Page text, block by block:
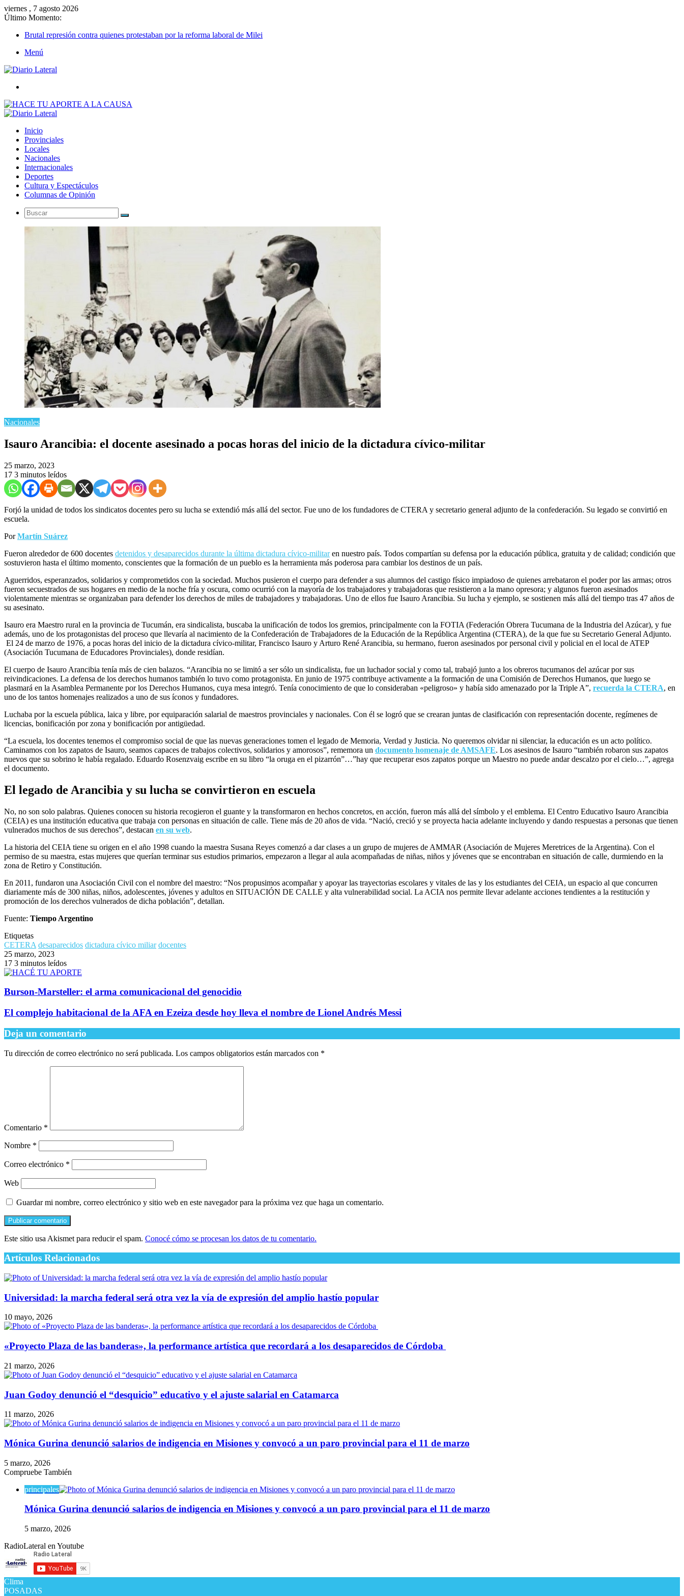
viernes , 7 agosto 2026
Último Momento:
Brutal represión contra quienes protestaban por la reforma laboral de Milei
Menú
Inicio
Provinciales
Locales
Nacionales
Internacionales
Deportes
Cultura y Espectáculos
Columnas de Opinión
Buscar
Nacionales
Isauro Arancibia: el docente asesinado a pocas horas del inicio de la dictadura cívico-militar
25 marzo, 2023
17 3 minutos leídos
Forjó la unidad de todos los sindicatos docentes pero su lucha se extendió más allá del sector. Fue uno de los fundadores de CTERA y secretario general adjunto de la confederación. Su legado se convirtió en
escuela.
PorMartín Suárez
Fueron alrededor de 600 docentes detenidos y desaparecidos durante la última dictadura cívico-militaren nuestro país. Todos compartían su defensa por la educación pública, gratuita y de calidad; condición que
sostuvieron hasta el último momento, conscientes que la formación de un pueblo es la herramienta más poderosa para cambiar los destinos de un país.
Aguerridos, esperanzados, solidarios y comprometidos con la sociedad. Muchos pusieron el cuerpo para defender a sus alumnos del castigo físico impiadoso de quienes arrebataron el poder por las armas; otros
fueron secuestrados de sus hogares en medio de la noche fría y oscura, como ocurrió con la mayoría de los trabajadores y trabajadoras que resistieron a la mano opresora; y algunos fueron asesinados
violentamente mientras se organizaban para defender los derechos de miles de trabajadores y trabajadoras. Uno de ellos fue Isauro Arancibia. Su lucha y ejemplo, se sostienen más allá del tiempo tras 47 años de
su asesinato.
Isauro era Maestro rural en la provincia de Tucumán, era sindicalista, buscaba la unificación de todos los gremios, principalmente con la FOTIA (Federación Obrera Tucumana de la Industria del Azúcar), y fue
además, uno de los protagonistas del proceso que llevaría al nacimiento de la Confederación de Trabajadores de la Educación de la República Argentina (CTERA), de la que fue su Secretario General Adjunto.
El 24 de marzo de 1976, a pocas horas del inicio de la dictadura cívico-militar, Francisco Isauro y Arturo René Arancibia, su hermano, fueron asesinados por personal civil y policial en el local de ATEP
(Asociación Tucumana de Educadores Provinciales), donde residían.
El cuerpo de Isauro Arancibia tenía más de cien balazos. “Arancibia no se limitó a ser sólo un sindicalista, fue un luchador social y como tal, trabajó junto a los obreros tucumanos del azúcar por sus
reivindicaciones. La defensa de los derechos humanos también lo tuvo como protagonista. En junio de 1975 contribuye activamente a la formación de una Comisión de Derechos Humanos, que luego se
plasmará en la Asamblea Permanente por los Derechos Humanos, cuya mesa integró. Tenía conocimiento de que lo consideraban «peligroso» y había sido amenazado por la Triple A”, recuerda la CTERA, en
uno de los tantos homenajes realizados a uno de sus íconos y fundadores.
Luchaba por la escuela pública, laica y libre, por equiparación salarial de maestros provinciales y nacionales. Con él se logró que se crearan juntas de clasificación con representación docente, regímenes de
licencias, bonificación por zona y bonificación por antigüedad.
“La escuela, los docentes tenemos el compromiso social de que las nuevas generaciones tomen el legado de Memoria, Verdad y Justicia. No queremos olvidar ni silenciar, la educación es un acto político.
Caminamos con los zapatos de Isauro, seamos capaces de trabajos colectivos, solidarios y amorosos”, rememora un documento homenaje de AMSAFE. Los asesinos de Isauro “también robaron sus zapatos
nuevos que su sobrino le había regalado. Eduardo Rosenzvaig escribe en su libro “la oruga en el pizarrón”…”hay que recuperar esos zapatos porque un Maestro no puede andar descalzo por el cielo…”, agrega
el documento.
El legado de Arancibia y su lucha se convirtieron en escuela
No, no son solo palabras. Quienes conocen su historia recogieron el guante y la transformaron en hechos concretos, en acción, fueron más allá del símbolo y el emblema. El Centro Educativo Isauro Arancibia
(CEIA) es una institución educativa que trabaja con personas en situación de calle. Tiene más de 20 años de vida. “Nació, creció y se proyecta hacia adelante incluyendo y dando respuestas a personas que tienen
vulnerados muchos de sus derechos”, destacan en su web.
La historia del CEIA tiene su origen en el año 1998 cuando la maestra Susana Reyes comenzó a dar clases a un grupo de mujeres de AMMAR (Asociación de Mujeres Meretrices de la Argentina). Con el
permiso de su maestra, estas mujeres que querían terminar sus estudios primarios, empezaron a llegar al aula acompañadas de niñas, niños y jóvenes que se encontraban en situación de calle, durmiendo en la
zona de Retiro y Constitución.
En 2011, fundaron una Asociación Civil con el nombre del maestro: “Nos propusimos acompañar y apoyar las trayectorias escolares y vitales de las y los estudiantes del CEIA, un espacio al que concurren
diariamente más de 300 niñas, niños, adolescentes, jóvenes y adultos en SITUACIÓN DE CALLE y alta vulnerabilidad social. La ACIA nos permite llevar adelante acciones tendientes a la restitución y
promoción de los derechos vulnerados de dicha población”, detallan.
Fuente: Tiempo Argentino
Etiquetas
CETERA desaparecidos dictadura cívico miliar docentes
25 marzo, 2023
17 3 minutos leídos
Burson-Marsteller: el arma comunicacional del genocidio
El complejo habitacional de la AFA en Ezeiza desde hoy lleva el nombre de Lionel Andrés Messi
Deja un comentario
Tu dirección de correo electrónico no será publicada. Los campos obligatorios están marcados con *
Comentario *
Nombre *
Correo electrónico *
Web
Guardar mi nombre, correo electrónico y sitio web en este navegador para la próxima vez que haga un comentario.
Este sitio usa Akismet para reducir el spam. Conocé cómo se procesan los datos de tu comentario.
Artículos Relacionados
Universidad: la marcha federal será otra vez la vía de expresión del amplio hastío popular
10 mayo, 2026
​«Proyecto Plaza de las banderas», la performance artística que recordará a los desaparecidos de Córdoba
21 marzo, 2026
Juan Godoy denunció el “desquicio” educativo y el ajuste salarial en Catamarca
11 marzo, 2026
Mónica Gurina denunció salarios de indigencia en Misiones y convocó a un paro provincial para el 11 de marzo
5 marzo, 2026
Compruebe También
principales
Mónica Gurina denunció salarios de indigencia en Misiones y convocó a un paro provincial para el 11 de marzo
5 marzo, 2026
RadioLateral en Youtube
Clima
POSADAS